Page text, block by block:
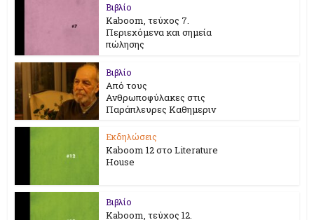
Βιβλίο
Kaboom, τεύχος 7.
Περιεχόμενα και σημεία
πώλησης
Βιβλίο
Από τους
Ανθρωποφύλακες στις
Παράπλευρες Καθημεριν
Εκδηλώσεις
Kaboom 12 στο Literature
House
Βιβλίο
Kaboom, τεύχος 12.